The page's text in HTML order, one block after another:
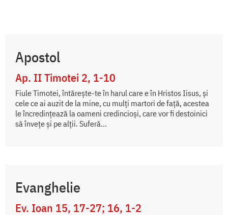
Apostol
Ap. II Timotei 2, 1-10
Fiule Timotei, întăreşte-te în harul care e în Hristos Iisus, şi
cele ce ai auzit de la mine, cu mulţi martori de faţă, acestea
le încredinţează la oameni credincioşi, care vor fi destoinici
să înveţe şi pe alţii. Suferă...
Evanghelie
Ev. Ioan 15, 17-27; 16, 1-2